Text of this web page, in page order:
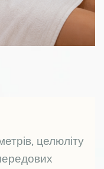
целюліту